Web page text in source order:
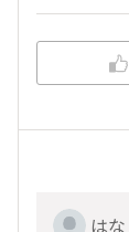
はな